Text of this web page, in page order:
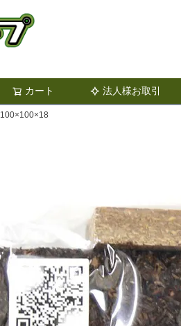
カート 法人様お取引
検索